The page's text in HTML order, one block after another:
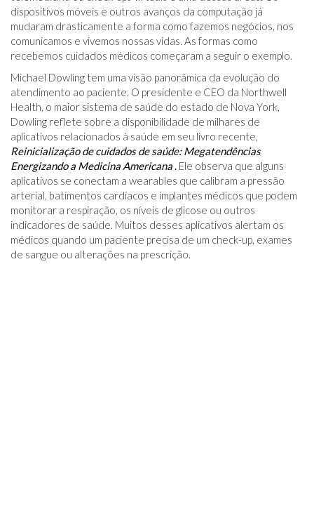
dispositivos móveis e outros avanços da computação já
mudaram drasticamente a forma como fazemos negócios, nos
comunicamos e vivemos nossas vidas. As formas como
recebemos cuidados médicos começaram a seguir o exemplo.
Michael Dowling tem uma visão panorâmica da evolução do
atendimento ao paciente. O presidente e CEO da Northwell
Health, o maior sistema de saúde do estado de Nova York,
Dowling reflete sobre a disponibilidade de milhares de
aplicativos relacionados à saúde em seu livro recente,
Reinicialização de cuidados de saúde: Megatendências
Energizando a Medicina Americana. Ele observa que alguns
aplicativos se conectam a wearables que calibram a pressão
arterial, batimentos cardíacos e implantes médicos que podem
monitorar a respiração, os níveis de glicose ou outros
indicadores de saúde. Muitos desses aplicativos alertam os
médicos quando um paciente precisa de um check-up, exames
de sangue ou alterações na prescrição.